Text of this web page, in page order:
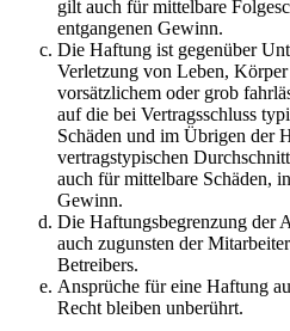
gilt auch für mittelbare
entgangenen Gewinn.
Die Haftung ist gegenüber
Verletzung von Leben,
vorsätzlichem oder grob
auf die bei Vertragsschluss
Schäden und im Übrigen der
vertragstypischen
auch für mittelbare Schäden,
Gewinn.
Die Haftungsbegrenzung der
auch zugunsten der
Betreibers.
Ansprüche für eine Haftung
Recht bleiben unberührt.